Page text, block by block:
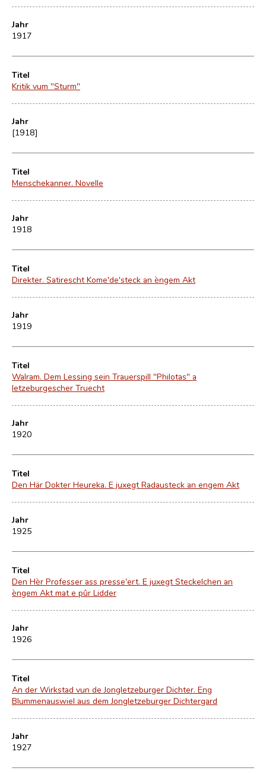
Jahr
1917
Titel
Kritik vum "Sturm"
Jahr
[1918]
Titel
Menschekanner. Novelle
Jahr
1918
Titel
Direkter. Satirescht Kome'de'steck an èngem Akt
Jahr
1919
Titel
Walram. Dem Lessing sein Trauerspill "Philotas" a
letzeburgescher Truecht
Jahr
1920
Titel
Den Här Dokter Heureka. E juxegt Radausteck an engem Akt
Jahr
1925
Titel
Den Hèr Professer ass presse'ert. E juxegt Steckelchen an
èngem Akt mat e pûr Lidder
Jahr
1926
Titel
An der Wirkstad vun de Jongletzeburger Dichter. Eng
Blummenauswiel aus dem Jongletzeburger Dichtergard
Jahr
1927